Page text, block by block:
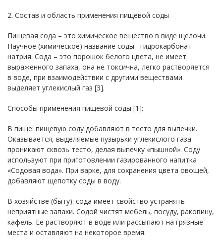
2. Состав и область применения пищевой соды
Пищевая сода – это химическое вещество в виде щелочи.
Научное (химическое) название соды– гидрокарбонат
натрия. Сода – это порошок белого цвета, не имеет
выраженного запаха, она не токсична, легко растворяется
в воде, при взаимодействии с другими веществами
выделяет углекислый газ [3].
Способы применения пищевой соды [1]:
В пище: пищевую соду добавляют в тесто для выпечки.
Оказывается, выделяемые пузырьки углекислого газа
проникают сквозь тесто, делая выпечку «пышной». Соду
используют при приготовлении газированного напитка
«Содовая вода». При варке, для сохранения цвета овощей,
добавляют щепотку соды в воду.
В хозяйстве (быту): сода имеет свойство устранять
неприятные запахи. Содой чистят мебель, посуду, раковину,
кафель. Ее растворяют в воде или рассыпают на грязные
места и оставляют на некоторое время.